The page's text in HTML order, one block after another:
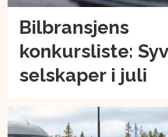
Bilbransjens
konkursliste: Syv
selskaper i juli